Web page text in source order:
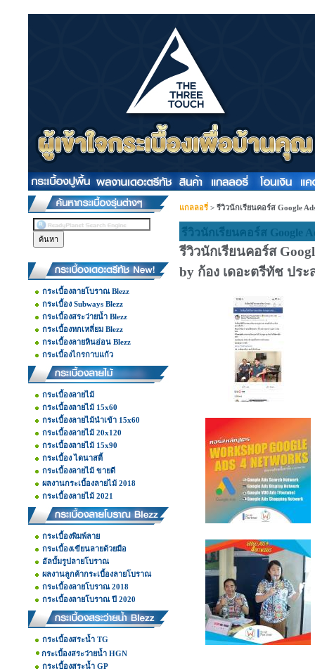
กระเบื้องลายโบราณ Blezz
กระเบื้อง Subways Blezz
กระเบื้องสระว่ายน้ำ Blezz
กระเบื้องหกเหลี่ยม Blezz
กระเบื้องลายหินอ่อน Blezz
กระเบื้องไกรกาบแก้ว
กระเบื้องลายไม้
กระเบื้องลายไม้ 15x60
กระเบื้องลายไม้นำเข้า 15x60
กระเบื้องลายไม้ 20x120
กระเบื้องลายไม้ 15x90
กระเบื้อง ไดนาสตี้
กระเบื้องลายไม้ ขายดี
ผลงานกระเบื้องลายไม้ 2018
กระเบื้องลายไม้ 2021
กระเบื้องพิมพ์ลาย
กระเบื้องเขียนลายด้วยมือ
อัลบั้มรูปลายโบราณ
ผลงานลูกค้ากระเบื้องลายโบราณ
กระเบื้องลายโบราณ 2018
กระเบื้องลายโบราณ ปี 2020
กระเบื้องสระน้ำ TG
กระเบื้องสระว่ายน้ำ HGN
กระเบื้องสระน้ำ GP
แกลลอรี่ > รีวิวนักเรียนคอร์ส Google
รีวิวนักเรียนคอร์ส Google
รีวิวนักเรียนคอร์ส
by ก้อง เดอะตรีทัช ปร